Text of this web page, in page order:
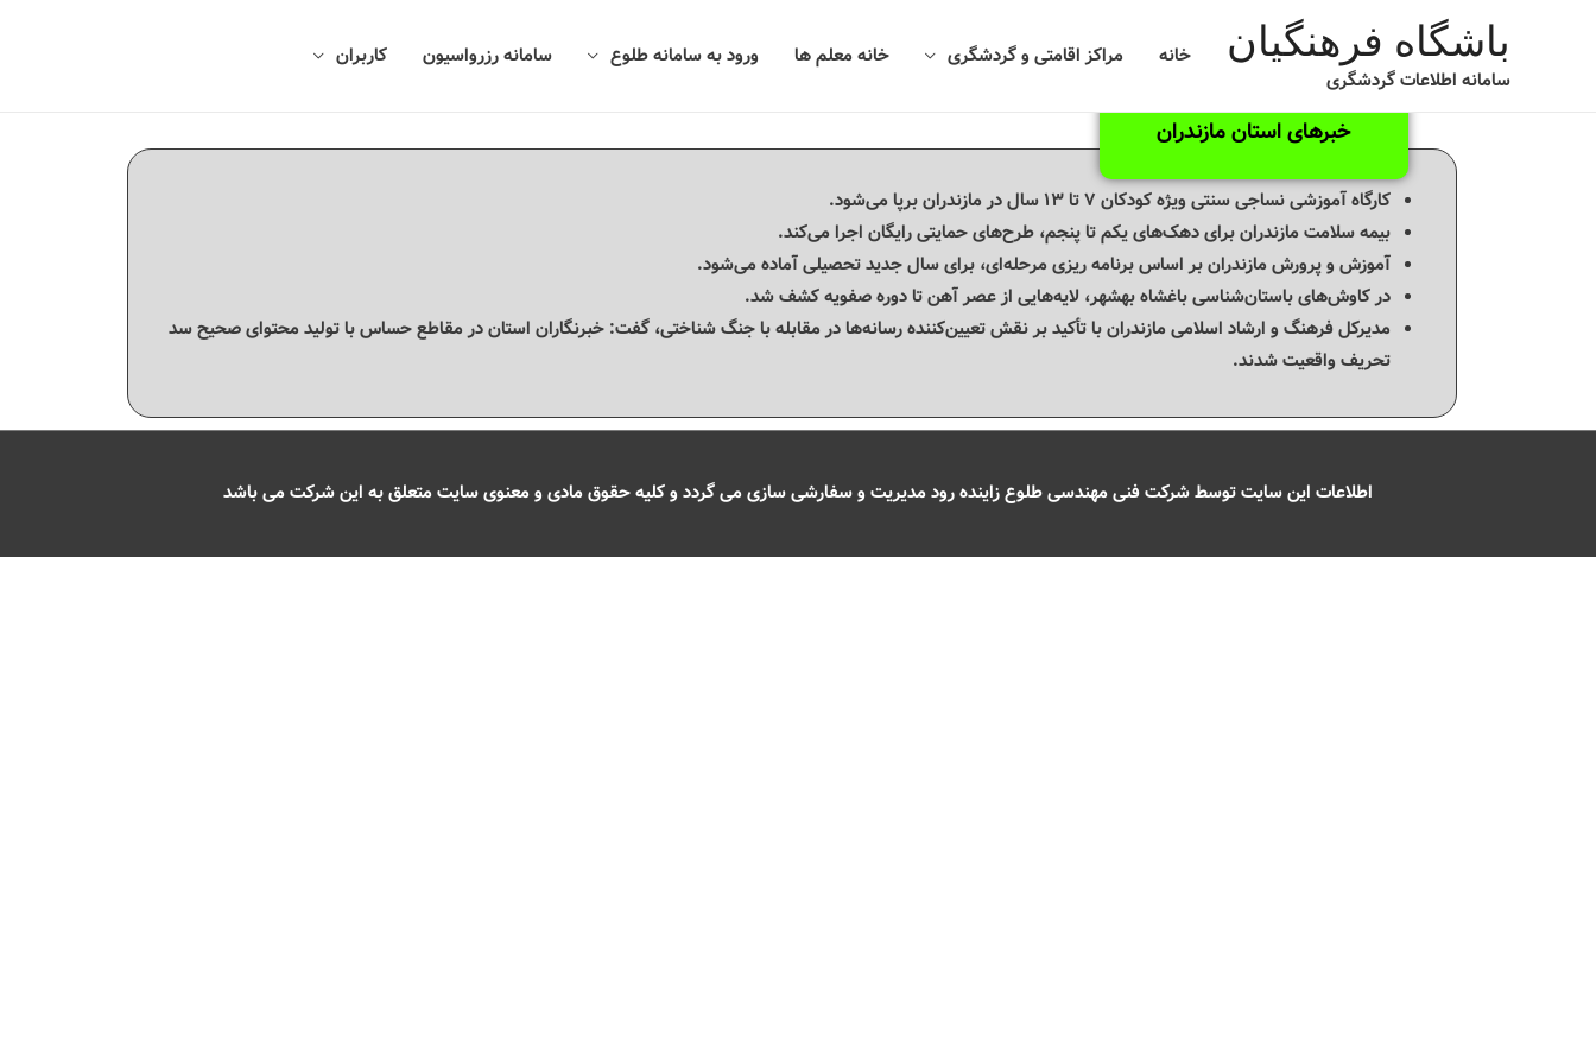
باشگاه فرهنگیان
سامانه اطلاعات گردشگری
خانه مراکز اقامتی و گردشگری خانه معلم ها ورود به سامانه طلوع سامانه رزرواسیون کاربران
خبرهای استان مازندران
کارگاه آموزشی نساجی سنتی ویژه کودکان ۷ تا ۱۳ سال در مازندران برپا می‌شود.
بیمه سلامت مازندران برای دهک‌های یکم تا پنجم، طرح‌های حمایتی رایگان اجرا می‌کند.
آموزش و پرورش مازندران بر اساس برنامه ریزی مرحله‌ای، برای سال جدید تحصیلی آماده می‌شود.
در کاوش‌های باستان‌شناسی باغشاه بهشهر، لایه‌هایی از عصر آهن تا دوره صفویه کشف شد.
مدیرکل فرهنگ و ارشاد اسلامی مازندران با تأکید بر نقش تعیین‌کننده رسانه‌ها در مقابله با جنگ شناختی، گفت: خبرنگاران استان در مقاطع حساس با تولید محتوای صحیح سد
تحریف واقعیت شدند.
اطلاعات این سایت توسط شرکت فنی مهندسی طلوع زاینده رود مدیریت و سفارشی سازی می گردد و کلیه حقوق مادی و معنوی سایت متعلق به این شرکت می باشد